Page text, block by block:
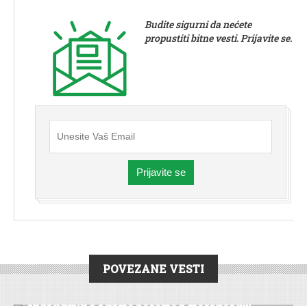
Budite sigurni da nećete
propustiti bitne vesti. Prijavite se.
Prijavite se
POVEZANE VESTI
DRUŠTVO|VESTI
Izgradnja Fruškogorskog koridora...